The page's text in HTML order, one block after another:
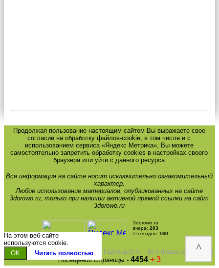
Продолжая пользование настоящим сайтом Вы выражаете свое
согласие на обработку файлов-cookie, в том числе и с
использованием сервиса «Яндекс Метрика», Вы можете
самостоятельно запретить обработку cookies в настройках своего
браузера или уйти с данного ресурса
Вся информация на сайте носит исключительно ознакомительный
характер.
Любое использование материалов, опубликованных на сайте
3dorowo.ru, только при наличии активной прямой ссылки на сайт
3dorowo.ru
3dorowo.ru
вчера: 203
© сегодня: 160
Copyright © 13.12.2012-2026гг. ИП Шульц В.А. - Все права защищены!
Посещений страницы - 4454 + 3
На этом веб-сайте
используются cookie.
OK
Читать полностью ^